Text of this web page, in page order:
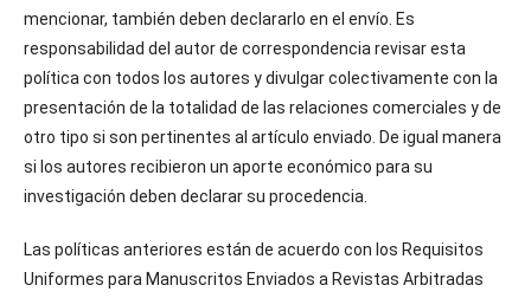
mencionar, también deben declararlo en el envío. Es
responsabilidad del autor de correspondencia revisar esta
política con todos los autores y divulgar colectivamente con la
presentación de la totalidad de las relaciones comerciales y de
otro tipo si son pertinentes al artículo enviado. De igual manera
si los autores recibieron un aporte económico para su
investigación deben declarar su procedencia.
Las políticas anteriores están de acuerdo con los Requisitos
Uniformes para Manuscritos Enviados a Revistas Arbitradas